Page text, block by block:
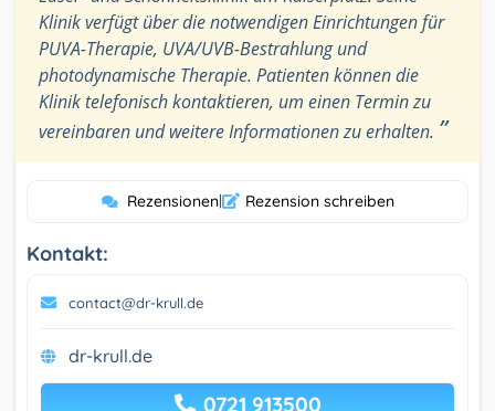
Klinik verfügt über die notwendigen Einrichtungen für
PUVA-Therapie, UVA/UVB-Bestrahlung und
photodynamische Therapie. Patienten können die
Klinik telefonisch kontaktieren, um einen Termin zu
vereinbaren und weitere Informationen zu erhalten. ”
Rezensionen| Rezension schreiben
Kontakt:
contact@dr-krull.de
dr-krull.de
0721 913500